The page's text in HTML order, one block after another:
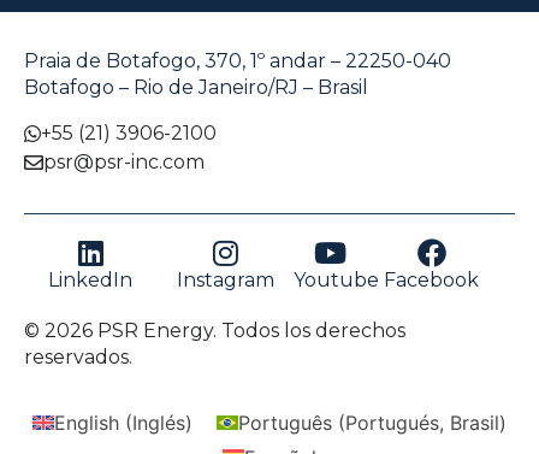
Praia de Botafogo, 370, 1º andar – 22250-040
Botafogo – Rio de Janeiro/RJ – Brasil
+55 (21) 3906-2100
psr@psr-inc.com
LinkedIn Instagram Youtube Facebook
© 2026 PSR Energy. Todos los derechos
reservados.
English (Inglés) Português (Portugués, Brasil)